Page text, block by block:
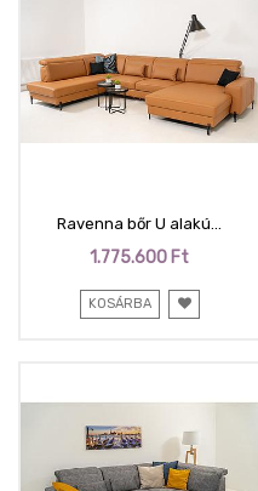
Ravenna bőr U alakú
garnitúra, ágy+ÁT, mély ülés,
normál komfort, retro
karfa,989 sárga, fekete
duplapálcás lábbal,
1.775.600 Ft
KOSÁRBA